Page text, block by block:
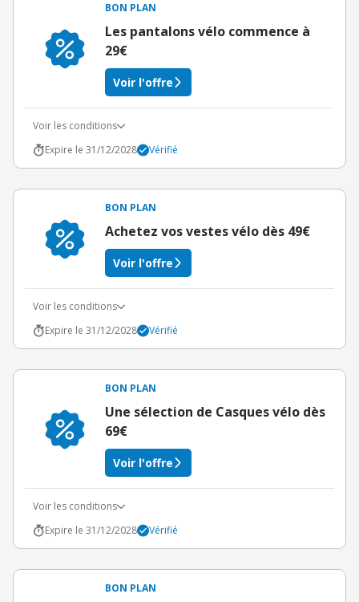
BON PLAN
Les pantalons vélo commence à
29€
Voir l'offre
Voir les conditions
Expire le 31/12/2028
Vérifié
BON PLAN
Achetez vos vestes vélo dès 49€
Voir l'offre
Voir les conditions
Expire le 31/12/2028
Vérifié
BON PLAN
Une sélection de Casques vélo dès
69€
Voir l'offre
Voir les conditions
Expire le 31/12/2028
Vérifié
BON PLAN